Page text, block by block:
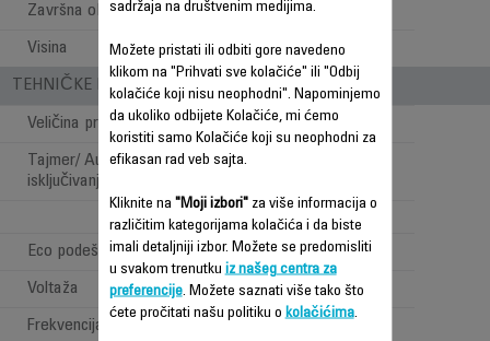
Završna obrada sjaj
Visina 0.8 m
TEHNIČKE KARAKTERISTIKE
Veličina prostorije 35-40 m2
Tajmer/ Automatsko
isključivanje
Eco podešavanja
Voltaža 220-240 V
Frekvencija
sadržaja na društvenim medijima.
Možete pristati ili odbiti gore navedeno
klikom na "Prihvati sve kolačiće" ili "Odbij
kolačiće koji nisu neophodni". Napominjemo
da ukoliko odbijete Kolačiće, mi ćemo
koristiti samo Kolačiće koji su neophodni za
efikasan rad veb sajta.
Kliknite na "Moji izbori"za više informacija o
različitim kategorijama kolačića i da biste
imali detaljniji izbor. Možete se predomisliti
u svakom trenutku iz našeg centra za
preferencije. Možete saznati više tako što
ćete pročitati našu politiku o kolačićima.